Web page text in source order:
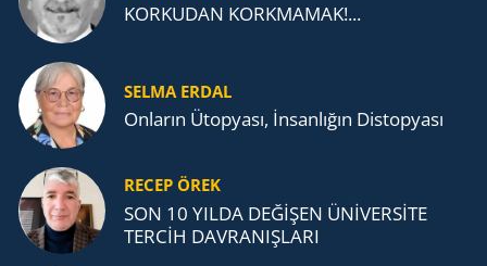
KORKUDAN KORKMAMAK!...
SELMA ERDAL
Onların Ütopyası, İnsanlığın Distopyası
RECEP ÖREK
SON 10 YILDA DEĞİŞEN ÜNİVERSİTE
TERCİH DAVRANIŞLARI